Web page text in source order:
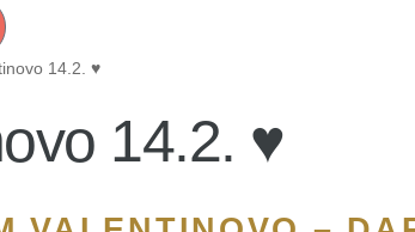
14.2. ♥️
14.2. ♥️